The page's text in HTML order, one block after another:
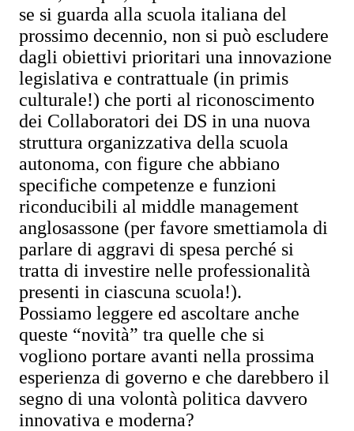
se si guarda alla scuola italiana del
prossimo decennio, non si può escludere
dagli obiettivi prioritari una innovazione
legislativa e contrattuale (in primis
culturale!) che porti al riconoscimento
dei Collaboratori dei DS in una nuova
struttura organizzativa della scuola
autonoma, con figure che abbiano
specifiche competenze e funzioni
riconducibili al middle management
anglosassone (per favore smettiamola di
parlare di aggravi di spesa perché si
tratta di investire nelle professionalità
presenti in ciascuna scuola!).
Possiamo leggere ed ascoltare anche
queste “novità” tra quelle che si
vogliono portare avanti nella prossima
esperienza di governo e che darebbero il
segno di una volontà politica davvero
innovativa e moderna?